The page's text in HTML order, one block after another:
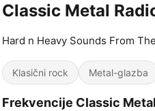
Classic Metal
Hard n Heavy Sounds From
Klasični rock Metal-glazba
Frekvencije Classic